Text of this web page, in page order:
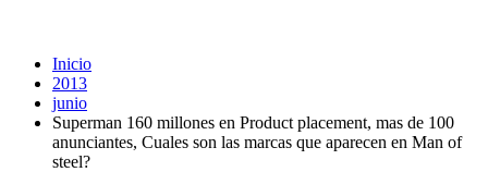
Inicio
2013
junio
Superman 160 millones en Product placement, mas de 100
anunciantes, Cuales son las marcas que aparecen en Man of
steel?